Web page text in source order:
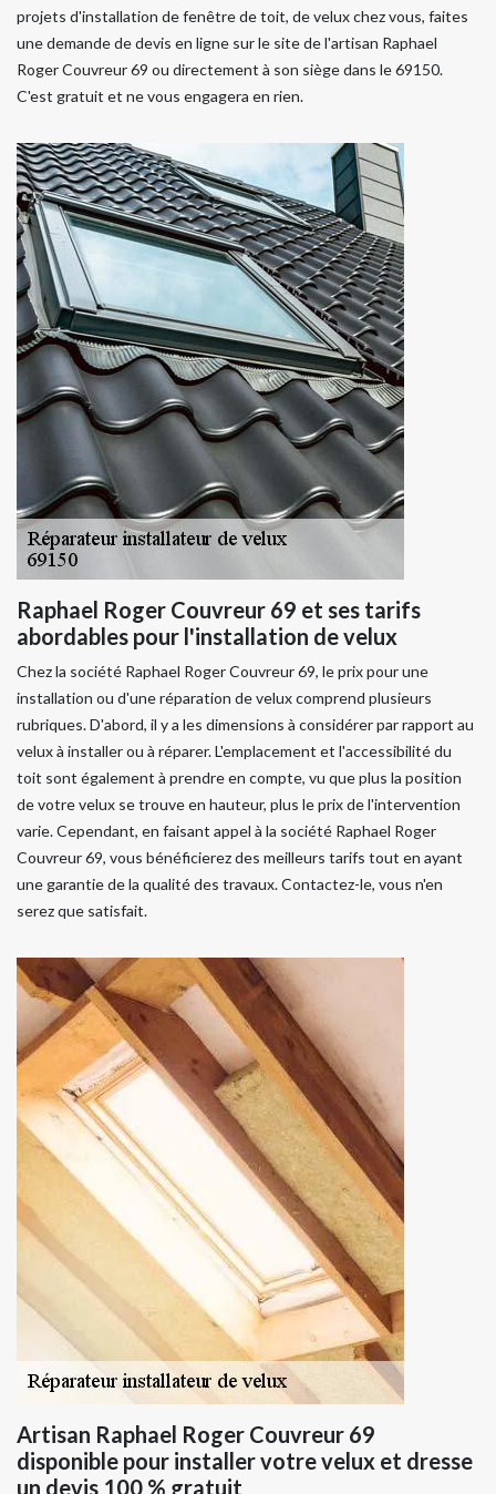
projets d'installation de fenêtre de toit, de velux chez vous, faites
une demande de devis en ligne sur le site de l'artisan Raphael
Roger Couvreur 69 ou directement à son siège dans le 69150.
C'est gratuit et ne vous engagera en rien.
Raphael Roger Couvreur 69 et ses tarifs
abordables pour l'installation de velux
Chez la société Raphael Roger Couvreur 69, le prix pour une
installation ou d'une réparation de velux comprend plusieurs
rubriques. D'abord, il y a les dimensions à considérer par rapport au
velux à installer ou à réparer. L'emplacement et l'accessibilité du
toit sont également à prendre en compte, vu que plus la position
de votre velux se trouve en hauteur, plus le prix de l'intervention
varie. Cependant, en faisant appel à la société Raphael Roger
Couvreur 69, vous bénéficierez des meilleurs tarifs tout en ayant
une garantie de la qualité des travaux. Contactez-le, vous n'en
serez que satisfait.
Artisan Raphael Roger Couvreur 69
disponible pour installer votre velux et dresse
un devis 100 % gratuit